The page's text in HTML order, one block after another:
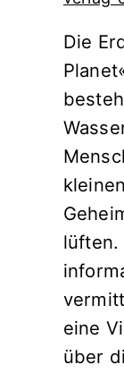
Die
lüften.
eine
über